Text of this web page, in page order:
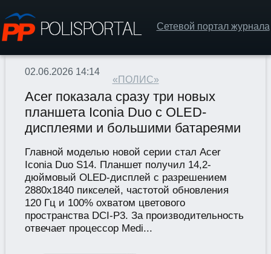
Сетевой портал журнала
«ПОЛИС»
02.06.2026 14:14
Acer показала сразу три новых
планшета Iconia Duo с OLED-
дисплеями и большими батареями
Главной моделью новой серии стал Acer
Iconia Duo S14. Планшет получил 14,2-
дюймовый OLED-дисплей с разрешением
2880х1840 пикселей, частотой обновления
120 Гц и 100% охватом цветового
пространства DCI-P3. За производительность
отвечает процессор Medi...